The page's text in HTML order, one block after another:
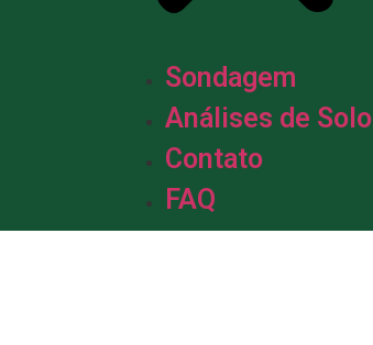
Sondagem
Análises de Solo
Contato
FAQ